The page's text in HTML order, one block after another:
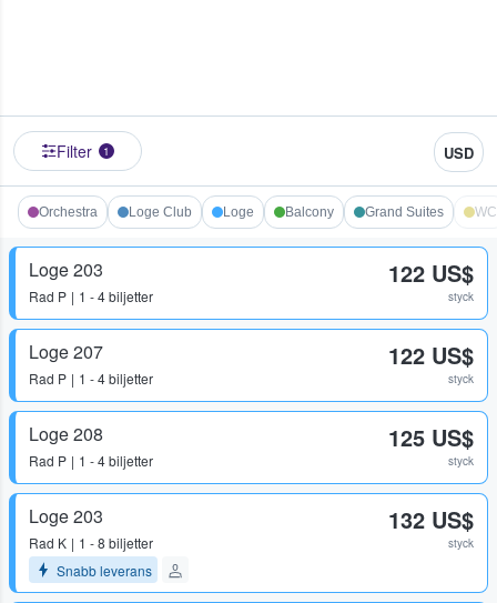
Filter 1 USD
Orchestra Loge Club Loge Balcony Grand Suites WC
Loge 203
Rad P 1 - 4 biljetter
122 US$
styck
Loge 207
Rad P 1 - 4 biljetter
122 US$
styck
Loge 208
Rad P 1 - 4 biljetter
125 US$
styck
Loge 203
Rad K
1 - 8 biljetter
Snabb leverans
132 US$
styck